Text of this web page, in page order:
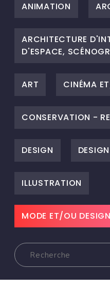
ANIMATION
ARCHITECTURE
D'ESPACE,
ART CINÉMA
CONSERVATION -
DESIGN
ILLUSTRATION
MODE ET/OU